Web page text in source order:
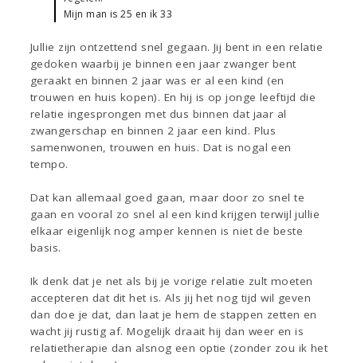
Mijn man is 25 en ik 33
Jullie zijn ontzettend snel gegaan. Jij bent in een relatie
gedoken waarbij je binnen een jaar zwanger bent
geraakt en binnen 2 jaar was er al een kind (en
trouwen en huis kopen). En hij is op jonge leeftijd die
relatie ingesprongen met dus binnen dat jaar al
zwangerschap en binnen 2 jaar een kind. Plus
samenwonen, trouwen en huis. Dat is nogal een
tempo.
Dat kan allemaal goed gaan, maar door zo snel te
gaan en vooral zo snel al een kind krijgen terwijl jullie
elkaar eigenlijk nog amper kennen is niet de beste
basis.
Ik denk dat je net als bij je vorige relatie zult moeten
accepteren dat dit het is. Als jij het nog tijd wil geven
dan doe je dat, dan laat je hem de stappen zetten en
wacht jij rustig af. Mogelijk draait hij dan weer en is
relatietherapie dan alsnog een optie (zonder zou ik het